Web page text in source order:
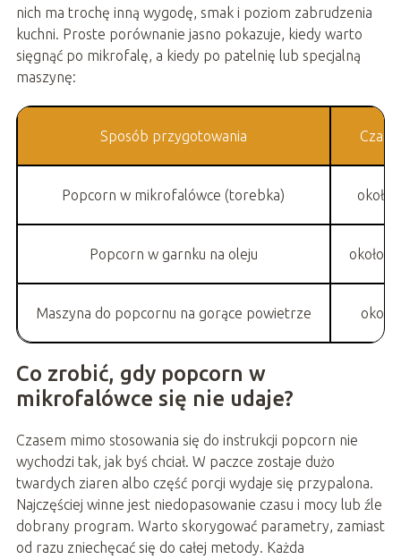
nich ma trochę inną wygodę, smak i poziom zabrudzenia
kuchni. Proste porównanie jasno pokazuje, kiedy warto
sięgnąć po mikrofalę, a kiedy po patelnię lub specjalną
maszynę:
Sposób przygotowania Czas
Popcorn w mikrofalówce (torebka) około
Popcorn w garnku na oleju około
Maszyna do popcornu na gorące powietrze
Co zrobić, gdy popcorn w
mikrofalówce się nie udaje?
Czasem mimo stosowania się do instrukcji popcorn nie
wychodzi tak, jak byś chciał. W paczce zostaje dużo
twardych ziaren albo część porcji wydaje się przypalona.
Najczęściej winne jest niedopasowanie czasu i mocy lub źle
dobrany program. Warto skorygować parametry, zamiast
od razu zniechęcać się do całej metody. Każda